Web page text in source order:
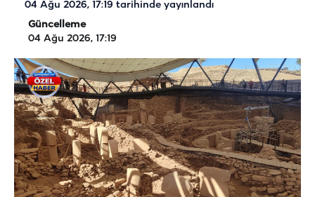
04 Ağu 2026, 17:19 tarihinde yayınlandı
Güncelleme
04 Ağu 2026, 17:19